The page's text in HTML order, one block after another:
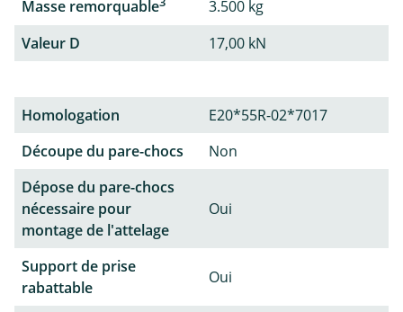
Masse remorquable
3.500 kg
Valeur D
17,00 kN
Homologation
E20*55R-02*7017
Découpe du pare-chocs
Non
Dépose du pare-chocs
nécessaire pour
montage de l'attelage
Oui
Support de prise
rabattable
Oui